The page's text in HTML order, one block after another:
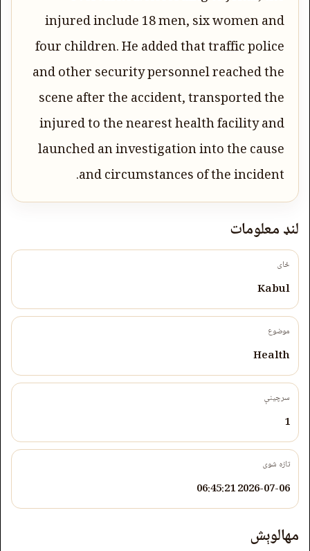
injured include 18 men, six women and
four children. He added that traffic police
and other security personnel reached the
scene after the accident, transported the
injured to the nearest health facility and
launched an investigation into the cause
and circumstances of the incident.
لنډ معلومات
ځای
Kabul
موضوع
Health
سرچینې
1
تازه شوی
2026-07-06 06:45:21
مهالوېش